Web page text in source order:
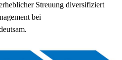
Streuung diversifiziert
bei